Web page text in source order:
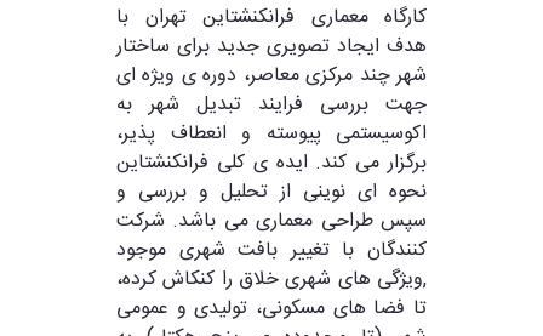
کارگاه معماری فرانکنشتاین تهران با
هدف ایجاد تصویری جدید برای ساختار
شهر چند مرکزی معاصر، دوره ی ویژه ای
جهت بررسی فرایند تبدیل شهر به
اکوسیستمی پیوسته و انعطاف پذیر،
برگزار می کند. ایده ی کلی فرانکنشتاین
نحوه ای نوینی از تحلیل و بررسی و
سپس طراحی معماری می باشد. شرکت
کنندگان با تغییر بافت شهری موجود
,ویژگی های شهری خلاق را کنکاش کرده،
تا فضا های مسکونی، تولیدی و عمومی